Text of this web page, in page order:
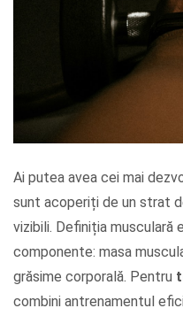
Ai putea avea cei mai
sunt acoperiți de un strat
vizibili. Definiția musculară
componente: masa
grăsime corporală. Pentru
combini antrenamentul